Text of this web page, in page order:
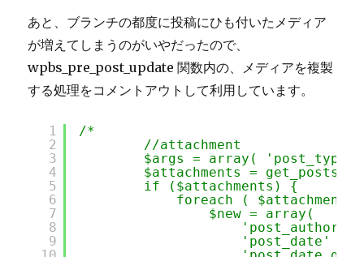
あと、ブランチの都度に投稿にひも付いたメディア
が増えてしまうのがいやだったので、
wpbs_pre_post_update 関数内の、メディアを複製
する処理をコメントアウトして利用しています。
1
2
3
4
5
6
7
8
9
/*
//attachment
$args = array(
$attachments = get_posts(
if ($attachments) {
foreach (
$new = array(
'post_author'
'post_date' =>